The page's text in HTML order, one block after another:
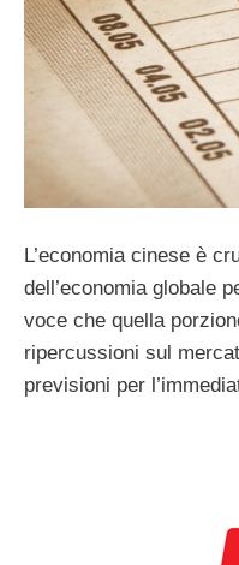
L’economia cinese è
dell’economia globale
voce che quella
ripercussioni sul
previsioni per